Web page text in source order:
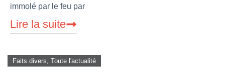
immolé par le feu par
Lire la suite
Faits divers, Toute l'actualité